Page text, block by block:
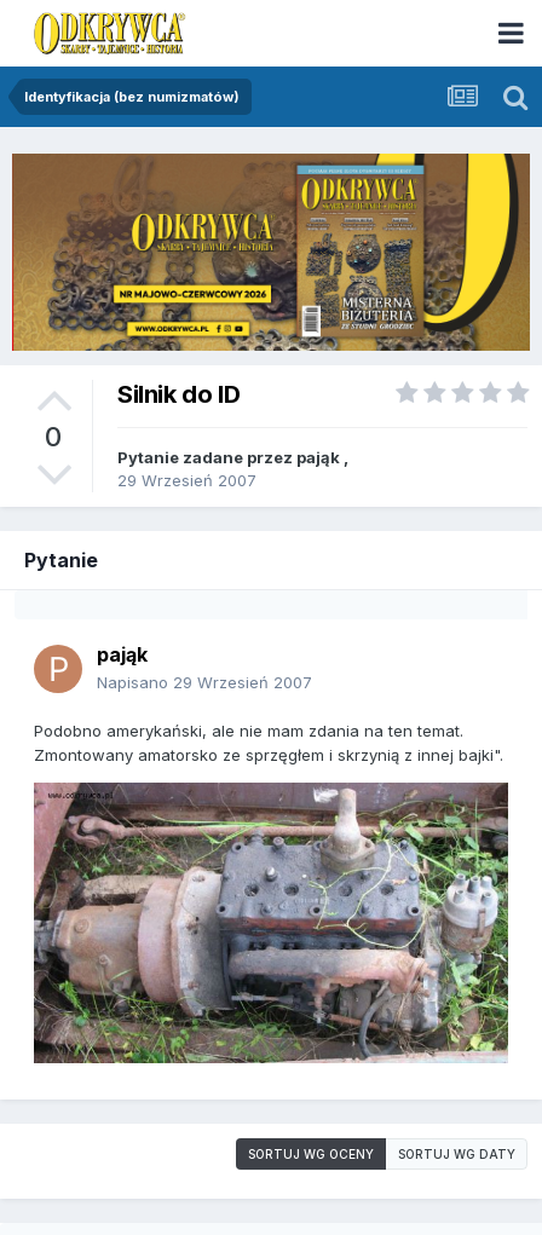
Identyfikacja (bez numizmatów)
0
Silnik do ID
Pytanie zadane przez pająk
29 Wrzesień 2007
Pytanie
pająk
Napisano 29 Wrzesień 2007
Podobno amerykański, ale nie mam zdania na ten temat.
Zmontowany amatorsko ze sprzęgłem i skrzynią z innej bajki".
SORTUJ WG OCENY SORTUJ WG DATY